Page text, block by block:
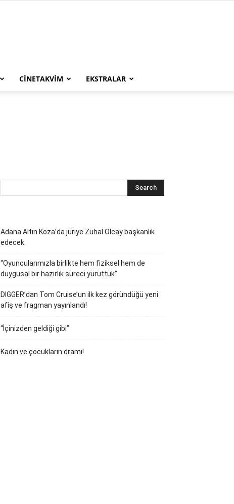
CINETAKVIM EKSTRALAR
Adana Altın Koza’da jüriye Zuhal Olcay başkanlık
edecek
“Oyuncularımızla birlikte hem fiziksel hem de
duygusal bir hazırlık süreci yürüttük”
DIGGER’dan Tom Cruise’un ilk kez göründüğü yeni
afiş ve fragman yayınlandı!
“İçinizden geldiği gibi”
Kadın ve çocukların dramı!